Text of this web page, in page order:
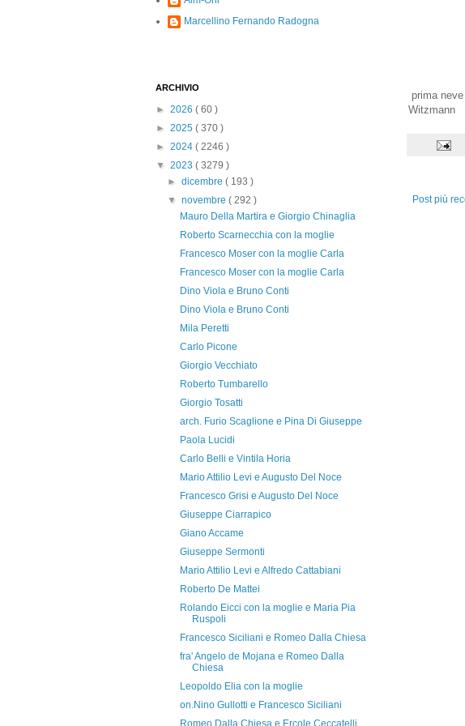
prima
Witzmann
Post più
Marcellino Fernando Radogna
ARCHIVIO
► 2026 ( 60 )
► 2025 ( 370 )
► 2024 ( 2246 )
▼ 2023 ( 3279 )
►dicembre( 193 )
▼novembre( 292 )
Mauro Della Martira e Giorgio Chinaglia
Roberto Scarnecchia con la moglie
Francesco Moser con la moglie Carla
Francesco Moser con la moglie Carla
Dino Viola e Bruno Conti
Dino Viola e Bruno Conti
Mila Peretti
Carlo Picone
Giorgio Vecchiato
Roberto Tumbarello
Giorgio Tosatti
arch. Furio Scaglione e Pina Di Giuseppe
Paola Lucidi
Carlo Belli e Vintila Horia
Mario Attilio Levi e Augusto Del Noce
Francesco Grisi e Augusto Del Noce
Giuseppe Ciarrapico
Giano Accame
Giuseppe Sermonti
Mario Attilio Levi e Alfredo Cattabiani
Roberto De Mattei
Rolando Eicci con la moglie e Maria Pia
Ruspoli
Francesco Siciliani e Romeo Dalla Chiesa
fra' Angelo de Mojana e Romeo Dalla
Chiesa
Leopoldo Elia con la moglie
on.Nino Gullotti e Francesco Siciliani
Romeo Dalla Chiesa e Ercole Ceccatelli